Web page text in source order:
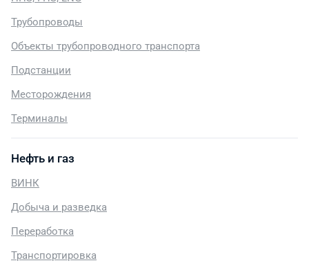
Трубопроводы
Объекты трубопроводного транспорта
Подстанции
Месторождения
Терминалы
Нефть и газ
ВИНК
Добыча и разведка
Переработка
Транспортировка